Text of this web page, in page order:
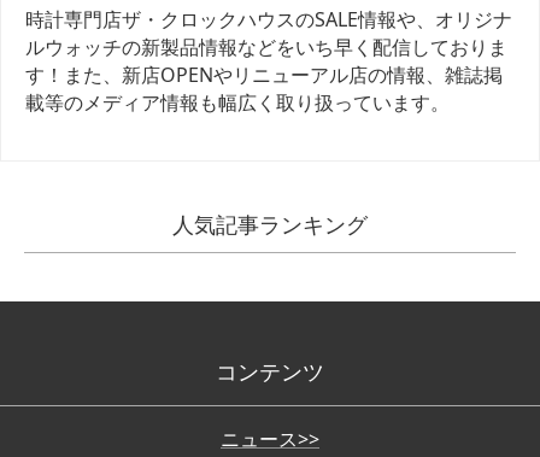
時計専門店ザ・クロックハウスのSALE情報や、オリジナ
ルウォッチの新製品情報などをいち早く配信しておりま
す！また、新店OPENやリニューアル店の情報、雑誌掲
載等のメディア情報も幅広く取り扱っています。
人気記事ランキング
コンテンツ
ニュース>>